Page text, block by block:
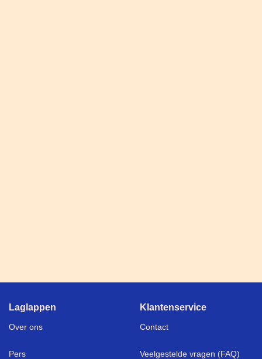
Laglappen
Over ons
Pers
Klantenservice
Contact
Veelgestelde vragen (FAQ)